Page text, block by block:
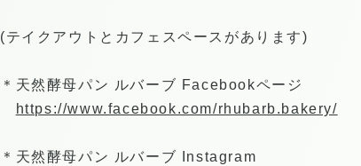
(テイクアウトとカフェスペースがあります)
＊天然酵母パン ルバーブ Facebookページ
https://www.facebook.com/rhubarb.bakery/
＊天然酵母パン ルバーブ Instagram